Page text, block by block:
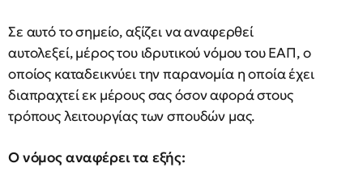
Σε αυτό το σημείο, αξίζει να αναφερθεί
αυτολεξεί, μέρος του ιδρυτικού νόμου του ΕΑΠ, ο
οποίος καταδεικνύει την παρανομία η οποία έχει
διαπραχτεί εκ μέρους σας όσον αφορά στους
τρόπους λειτουργίας των σπουδών μας.
Ο νόμος αναφέρει τα εξής: